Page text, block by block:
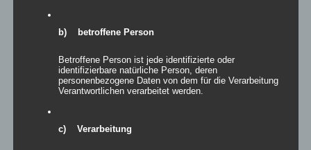
b) betroffene Person
Betroffene Person ist jede identifizierte oder
identifizierbare natürliche Person, deren
personenbezogene Daten von dem für die Verarbeitung
Verantwortlichen verarbeitet werden.
c) Verarbeitung